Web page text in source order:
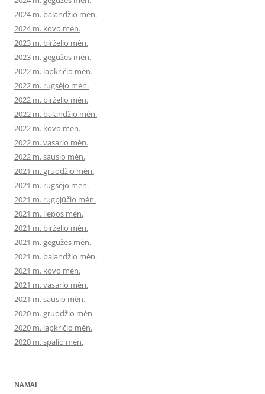
2024 m. balandžio mėn.
2024 m. kovo mėn.
2023 m. birželio mėn.
2023 m. gegužės mėn.
2022 m. lapkričio mėn.
2022 m. rugsėjo mėn.
2022 m. birželio mėn.
2022 m. balandžio mėn.
2022 m. kovo mėn.
2022 m. vasario mėn.
2022 m. sausio mėn.
2021 m. gruodžio mėn.
2021 m. rugsėjo mėn.
2021 m. rugpjūčio mėn.
2021 m. liepos mėn.
2021 m. birželio mėn.
2021 m. gegužės mėn.
2021 m. balandžio mėn.
2021 m. kovo mėn.
2021 m. vasario mėn.
2021 m. sausio mėn.
2020 m. gruodžio mėn.
2020 m. lapkričio mėn.
2020 m. spalio mėn.
NAMAI